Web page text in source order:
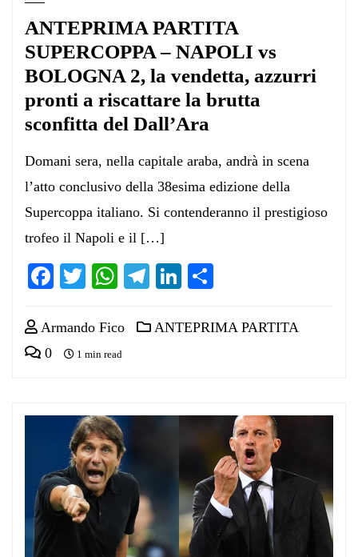
ANTEPRIMA PARTITA
SUPERCOPPA – NAPOLI vs
BOLOGNA 2, la vendetta, azzurri
pronti a riscattare la brutta
sconfitta del Dall’Ara
Domani sera, nella capitale araba, andrà in scena
l’atto conclusivo della 38esima edizione della
Supercoppa italiano. Si contenderanno il prestigioso
trofeo il Napoli e il […]
Facebook
TwitterWhatsApp
Telegram
LinkedIn
Armando Fico
ANTEPRIMA PARTITA
0
1 min read